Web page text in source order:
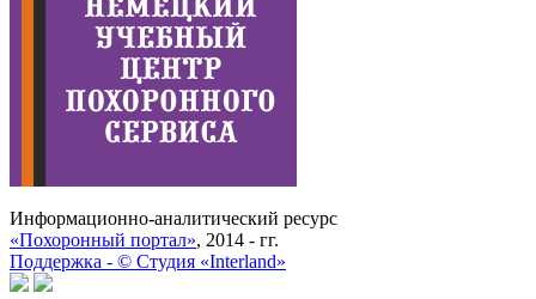
Информационно-аналитический ресурс
«Похоронный портал», 2014 - гг.
Поддержка - © Cтудия «Interland»